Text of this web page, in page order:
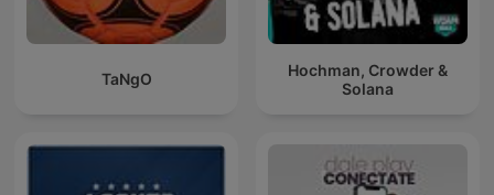
TaNgO
Hochman, Crowder &
Solana